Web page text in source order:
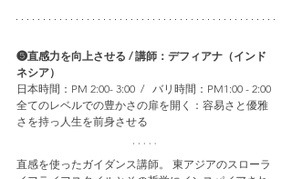
❺直感力を向上させる / 講師：デフィアナ（インド
ネシア）
日本時間：PM 2:00- 3:00  /   バリ時間：PM1:00 - 2:00
全てのレベルでの豊かさの扉を開く：容易さと優雅
さを持っ人生を前身させる
直感を使ったガイダンス講師。 東アジアのスローラ